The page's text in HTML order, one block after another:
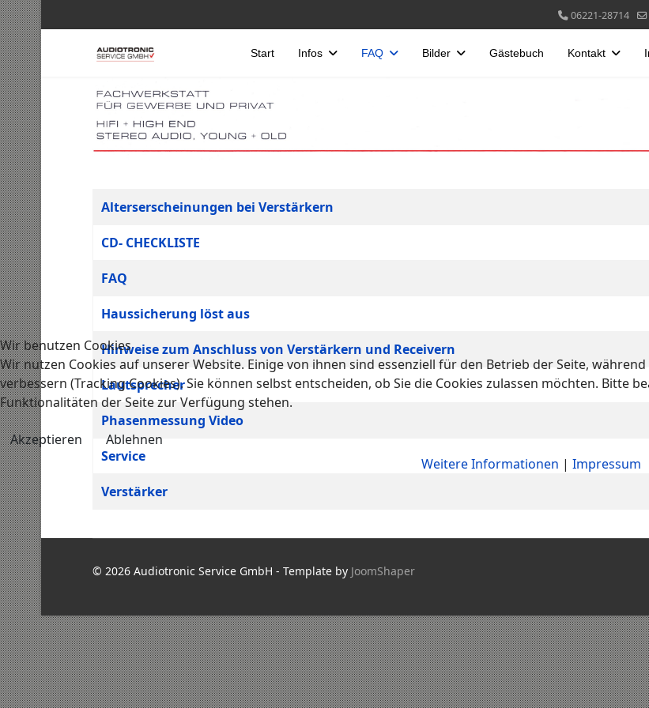
06221-28714
Start Infos FAQ Bilder Gästebuch Kontakt
Tabelle von Beiträgen
Titel
Alterserscheinungen bei Verstärkern
CD- CHECKLISTE
FAQ
Haussicherung löst aus
Hinweise zum Anschluss von Verstärkern und Receivern
Lautsprecher
Phasenmessung Video
Service
Verstärker
© 2026 Audiotronic Service GmbH - Template by JoomShaper
Wir benutzen Cookies
Wir nutzen Cookies auf unserer Website. Einige von ihnen sind essenziell für den Betrieb der Seite,
verbessern (Tracking Cookies). Sie können selbst entscheiden, ob Sie die Cookies zulassen möchten. Bitte
Funktionalitäten der Seite zur Verfügung stehen.
Akzeptieren
Ablehnen
Weitere Informationen | Impressum